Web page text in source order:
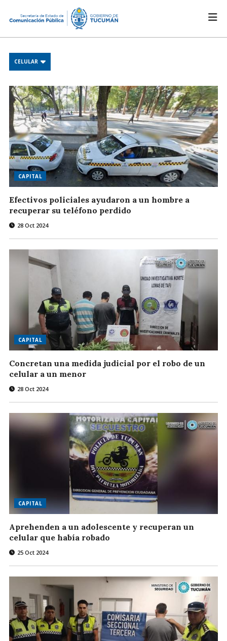
CELULAR
CAPITAL
Efectivos policiales ayudaron a un hombre a
recuperar su teléfono perdido
28 Oct 2024
CAPITAL
Concretan una medida judicial por el robo de un
celular a un menor
28 Oct 2024
CAPITAL
Aprehenden a un adolescente y recuperan un
celular que había robado
25 Oct 2024